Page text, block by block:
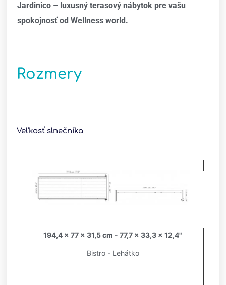
Jardinico – luxusný terasový nábytok pre vašu
spokojnosť od Wellness world.
Rozmery
Veľkosť slnečníka
194,4 x 77 x 31,5 cm - 77,7 x 33,3 x 12,4"
Bistro - Lehátko